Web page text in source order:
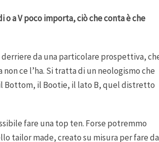
a V poco importa, ciò che conta è che
da una particolare prospettiva,
ce l’ha. Si tratta di un neologismo che
Bottom, il Bootie, il lato B, quel distretto
fare una top ten. Forse potremmo
tailor made, creato su misura per fare da